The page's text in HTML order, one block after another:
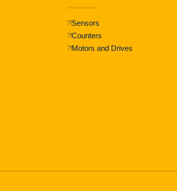
Sensors
Counters
Motors and Drives